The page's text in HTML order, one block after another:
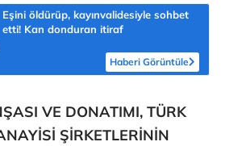
Eşini öldürüp, kayınvalidesiyle sohbet
etti! Kan donduran itiraf
Haberi Görüntüle
VE DONATIMI, TÜRK
ŞİRKETLERİNİN